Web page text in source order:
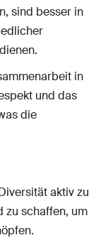
sind besser in
in
und das
die
aktiv zu
zu schaffen, um